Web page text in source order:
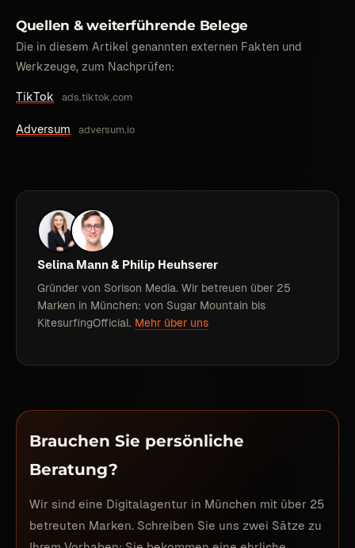
Quellen & weiterführende Belege
Die in diesem Artikel genannten externen Fakten und
Werkzeuge, zum Nachprüfen:
TikTok ads.tiktok.com
Adversum adversum.io
Selina Mann & Philip Heuhserer
Gründer von Sorison Media. Wir betreuen über 25
Marken in München: von Sugar Mountain bis
KitesurfingOfficial. Mehr über uns
Brauchen Sie persönliche
Beratung?
Wir sind eine Digitalagentur in München mit über 25
betreuten Marken. Schreiben Sie uns zwei Sätze zu